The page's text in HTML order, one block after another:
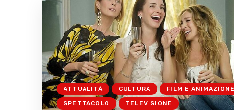
ATTUALITÀ CULTURA FILM E ANIMAZIONE
SPETTACOLO TELEVISIONE